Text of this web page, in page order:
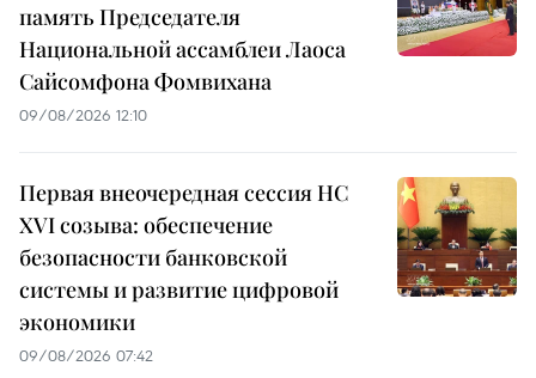
память Председателя
Национальной ассамблеи Лаоса
Сайсомфона Фомвихана
09/08/2026 12:10
Первая внеочередная сессия НС
XVI созыва: обеспечение
безопасности банковской
системы и развитие цифровой
экономики
09/08/2026 07:42